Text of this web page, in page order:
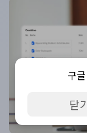
구
닫